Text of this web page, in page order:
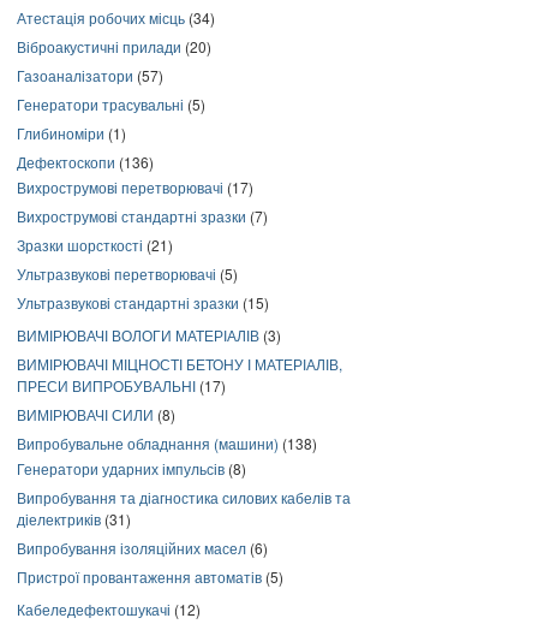
Атестація робочих місць (34)
Віброакустичні прилади (20)
Газоаналізатори (57)
Генератори трасувальні (5)
Глибиноміри (1)
Дефектоскопи (136)
Вихрострумові перетворювачі (17)
Вихрострумові стандартні зразки (7)
Зразки шорсткості (21)
Ультразвукові перетворювачі (5)
Ультразвукові стандартні зразки (15)
ВИМІРЮВАЧІ ВОЛОГИ МАТЕРІАЛІВ (3)
ВИМІРЮВАЧІ МІЦНОСТІ БЕТОНУ І МАТЕРІАЛІВ,
ПРЕСИ ВИПРОБУВАЛЬНІ (17)
ВИМІРЮВАЧІ СИЛИ (8)
Випробувальне обладнання (машини) (138)
Генератори ударних імпульсів (8)
Випробування та діагностика силових кабелів та
діелектриків (31)
Випробування ізоляційних масел (6)
Пристрої провантаження автоматів (5)
Кабеледефектошукачі (12)